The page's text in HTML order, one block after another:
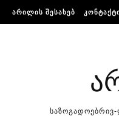
Skip to content
ᲐᲠᲘᲚᲘᲡ ᲨᲔᲡᲐᲮᲔᲑ